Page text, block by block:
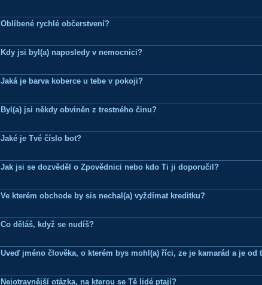
Oblíbené rychlé občerstvení?
Kdy jsi byl(a) naposledy v nemocnici?
Jaká je barva koberce u tebe v pokoji?
Byl(a) jsi někdy obviněn z trestného činu?
Jaké je Tvé číslo bot?
Jak jsi se dozvěděl o Zpovědnici nebo kdo Ti ji doporučil?
Ve kterém obchode by sis nechal(a) vyždímat kreditku?
Co děláš, když se nudíš?
Uveď jméno člověka, o kterém bys mohl(a) říci, ze je kamarád a je od
Nejotravnější otázka, na kterou se Tě lidé ptají?